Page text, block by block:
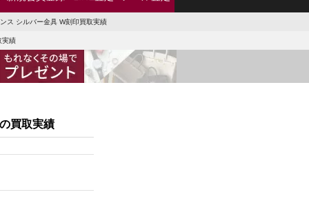
ス シルバー金具 W刻印買取実績
実績
買取実績